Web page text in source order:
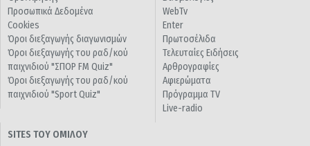
Προσωπικά Δεδομένα
Cookies
Όροι διεξαγωγής διαγωνισμών
Όροι διεξαγωγής του ραδ/κού
παιχνιδιού "ΣΠΟΡ FM Quiz"
Όροι διεξαγωγής του ραδ/κού
παιχνιδιού "Sport Quiz"
WebTv
Enter
Πρωτοσέλιδα
Τελευταίες Ειδήσεις
Αρθρογραφίες
Αφιερώματα
Πρόγραμμα TV
Live-radio
SITES ΤΟΥ ΟΜΙΛΟΥ